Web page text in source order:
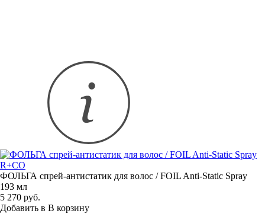
R+CO
ФОЛЬГА спрей-антистатик для волос / FOIL Anti-Static Spray
193 мл
5 270 руб.
Добавить в В корзину